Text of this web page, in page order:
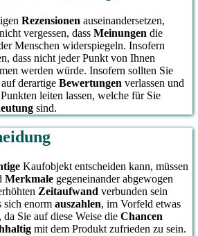
Rezensionen auseinandersetzen,
vergessen, dass Meinungen die
Menschen widerspiegeln. Insofern
dass nicht jeder Punkt von Ihnen
werden würde. Insofern sollten Sie
derartige Bewertungen verlassen und
leiten lassen, welche für Sie
sind.
Kaufobjekt entscheiden kann, müssen
Merkmale gegeneinander abgewogen
Zeitaufwand verbunden sein
sich enorm auszahlen, im Vorfeld etwas
Sie auf diese Weise die Chancen
mit dem Produkt zufrieden zu sein.